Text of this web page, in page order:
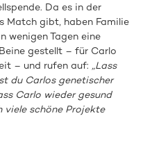
Da es in der
Match gibt, haben Familie
wenigen Tagen eine
gestellt – für Carlo
– und rufen auf: „Lass
du Carlos genetischer
Carlo wieder gesund
viele schöne Projekte